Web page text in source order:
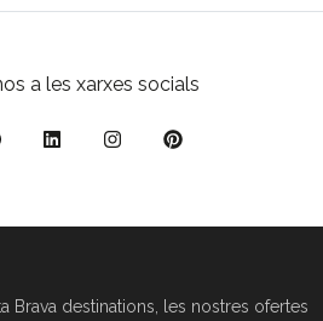
a les xarxes socials
Brava destinations, les nostres ofertes